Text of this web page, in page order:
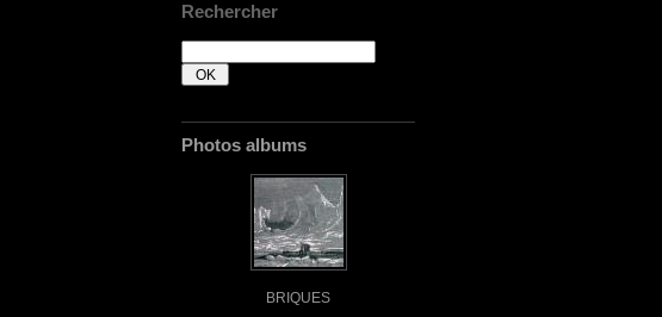
Rechercher
Photos albums
BRIQUES